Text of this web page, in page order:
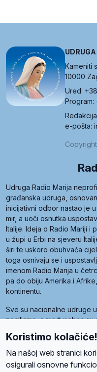
Kameniti
10000
Ured:
Program:
e-pošta:
Udruga Radio Marija
građanska udruga,
inicijativni odbor nastao je
mir, a uoči osnutka
Italije. Ideja o Radio Mariji i
u župi u Erbi na sjeveru
širi te uskoro obuhvaća
toga osnivaju se i
imenom Radio Marija u
pa do obiju Amerika i
kontinentu.
Sve su nacionalne udruge
zemljama, a međusobna
Radio Maria). Svjetsku
kojima je i hrvatska Udruga
Koristimo kolačiće!
Na našoj web stranici
osigurali osnovne